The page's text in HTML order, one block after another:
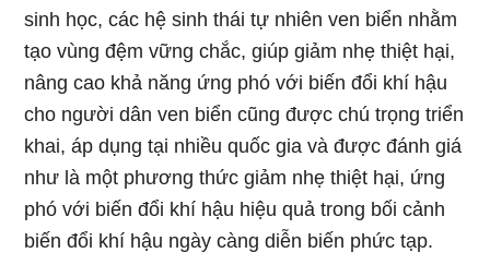
sinh học, các hệ sinh thái tự nhiên ven biển nhằm
tạo vùng đệm vững chắc, giúp giảm nhẹ thiệt hại,
nâng cao khả năng ứng phó với biến đổi khí hậu
cho người dân ven biển cũng được chú trọng triển
khai, áp dụng tại nhiều quốc gia và được đánh giá
như là một phương thức giảm nhẹ thiệt hại, ứng
phó với biến đổi khí hậu hiệu quả trong bối cảnh
biến đổi khí hậu ngày càng diễn biến phức tạp.